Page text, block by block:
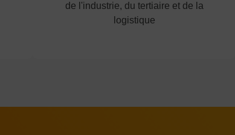
de l'industrie, du tertiaire et de la
logistique